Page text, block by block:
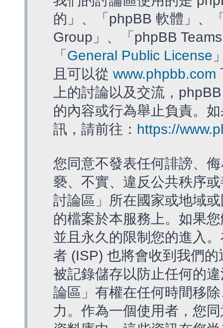
的」、「phpBB 軟體」、
Group」、「phpBB
「 General Public License
且可以從 www.phpbb.com
上的討論以及交流，
的內容或行為舉止負責。
訊，請前往： https://
您同意不發表任何誹謗、
褻、不實、違反公共秩序
討論區」所在國家或地域
的檔案於本服務上。如果
並且永久的限制您的進入
者 (ISP) 也將會收到我們
被記錄儲存以防止任何的
論區」有權在任何時間移
力。作為一個使用者，您